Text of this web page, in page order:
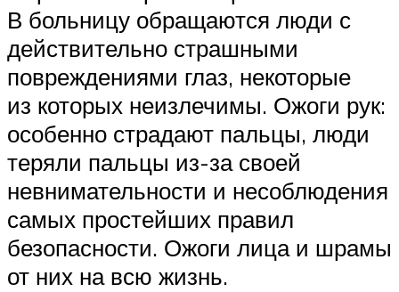
В больницу обращаются люди с
действительно страшными
повреждениями глаз, некоторые
из которых неизлечимы. Ожоги рук:
особенно страдают пальцы, люди
теряли пальцы из-за своей
невнимательности и несоблюдения
самых простейших правил
безопасности. Ожоги лица и шрамы
от них на всю жизнь.